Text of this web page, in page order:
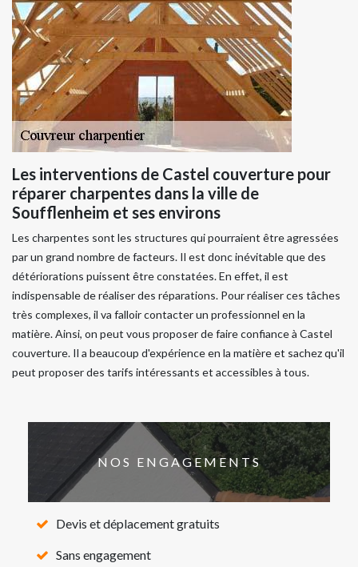
Les interventions de Castel couverture pour
réparer charpentes dans la ville de
Soufflenheim et ses environs
Les charpentes sont les structures qui pourraient être agressées
par un grand nombre de facteurs. Il est donc inévitable que des
détériorations puissent être constatées. En effet, il est
indispensable de réaliser des réparations. Pour réaliser ces tâches
très complexes, il va falloir contacter un professionnel en la
matière. Ainsi, on peut vous proposer de faire confiance à Castel
couverture. Il a beaucoup d'expérience en la matière et sachez qu'il
peut proposer des tarifs intéressants et accessibles à tous.
NOS ENGAGEMENTS
Devis et déplacement gratuits
Sans engagement